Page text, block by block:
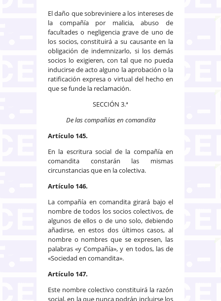
El daño que sobreviniere a los intereses de
la compañía por malicia, abuso de
facultades o negligencia grave de uno de
los socios, constituirá a su causante en la
obligación de indemnizarlo, si los demás
socios lo exigieren, con tal que no pueda
inducirse de acto alguno la aprobación o la
ratificación expresa o virtual del hecho en
que se funde la reclamación.
SECCIÓN 3.ª
De las compañías en comandita
Artículo 145.
En la escritura social de la compañía en
comandita constarán las mismas
circunstancias que en la colectiva.
Artículo 146.
La compañía en comandita girará bajo el
nombre de todos los socios colectivos, de
algunos de ellos o de uno solo, debiendo
añadirse, en estos dos últimos casos, al
nombre o nombres que se expresen, las
palabras «y Compañía», y en todos, las de
«Sociedad en comandita».
Artículo 147.
Este nombre colectivo constituirá la razón